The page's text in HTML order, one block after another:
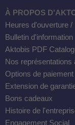
À PROPOS
Heures d'ouverture /
Bulletin d'information
Aktobis PDF
Nos représentations
Options de paiement
Extension de
Bons cadeaux
Histoire de
Engagement Social